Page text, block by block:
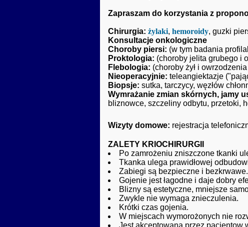
Zapraszam do korzystania z
Chirurgia: żylaki, hemoroidy, guzki
Konsultacje onkologiczne
Choroby piersi: (w tym badania
Proktologia: (choroby jelita grubego i
Flebologia: (choroby żył i
Nieoperacyjnie: teleangiektazje
Biopsje: sutka, tarczycy, węzłów
Wymrażanie zmian skórnych, jamy
bliznowce, szczeliny odbytu, przetoki,
Wizyty domowe: rejestracja
ZALETY KRIOCHIRURGII
Po zamrożeniu zniszczone tkanki
Tkanka ulega prawidłowej
Zabiegi są bezpieczne i bezkrwawe.
Gojenie jest łagodne i daje dobry
Blizny są estetyczne, mniejsze
Zwykle nie wymaga znieczulenia.
Krótki czas gojenia.
W miejscach wymorożonych nie
Jest akceptowana przez pacjentow